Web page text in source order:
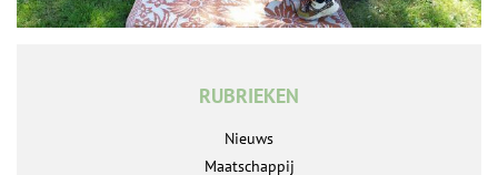
RUBRIEKEN
Nieuws
Maatschappij